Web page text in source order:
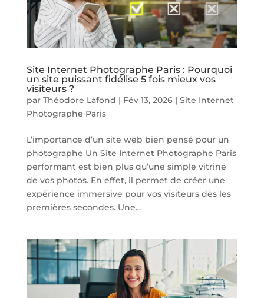
Site Internet Photographe Paris : Pourquoi
un site puissant fidélise 5 fois mieux vos
visiteurs ?
par Théodore Lafond | Fév 13, 2026| Site Internet
Photographe Paris
L’importance d’un site web bien pensé pour un
photographe Un Site Internet Photographe Paris
performant est bien plus qu’une simple vitrine
de vos photos. En effet, il permet de créer une
expérience immersive pour vos visiteurs dès les
premières secondes. Une...